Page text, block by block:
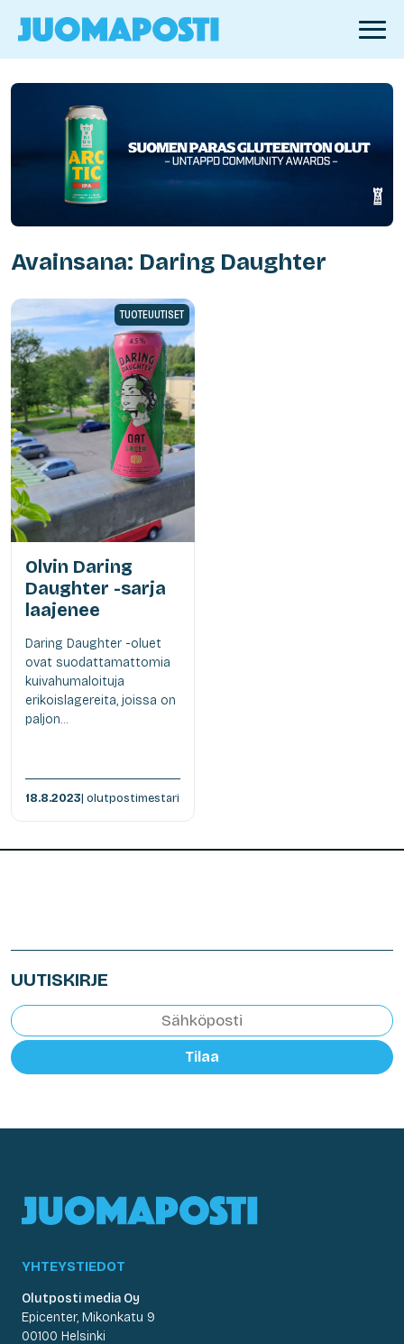
Avainsana: Daring Daughter
TUOTEUUTISET
Olvin Daring
Daughter -sarja
laajenee
Daring Daughter -oluet
ovat suodattamattomia
kuivahumaloituja
erikoislagereita, joissa on
paljon...
18.8.2023| olutpostimestari
UUTISKIRJE
Tilaa
YHTEYSTIEDOT
Olutposti media Oy
Epicenter, Mikonkatu 9
00100 Helsinki